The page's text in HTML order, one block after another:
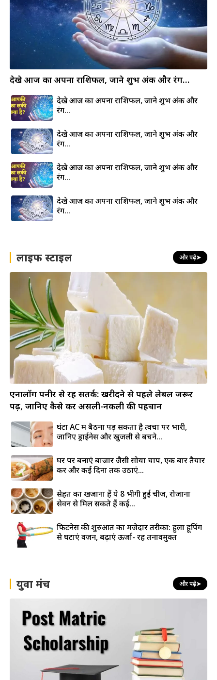
देखे आज का अपना राशिफल, जाने शुभ अंक और रंग…
देखे आज का अपना राशिफल, जाने शुभ अंक और
रंग…
देखे आज का अपना राशिफल, जाने शुभ अंक और
रंग…
देखे आज का अपना राशिफल, जाने शुभ अंक और
रंग…
देखे आज का अपना राशिफल, जाने शुभ अंक और
रंग…
लाइफ स्टाइल और पढ़ें➤
एनालॉग पनीर से रहें सतर्क: खरीदने से पहले लेबल जरूर
पढ़ें, जानिए कैसे करें असली-नकली की पहचान
घंटों AC में बैठना पड़ सकता है त्वचा पर भारी,
जानिए ड्राईनेस और खुजली से बचने...
घर पर बनाएं बाजार जैसी सोया चाप, एक बार तैयार
करें और कई दिनों तक उठाएं...
सेहत का खजाना हैं ये 8 भीगी हुई चीजें, रोजाना
सेवन से मिल सकते हैं कई...
फिटनेस की शुरुआत का मजेदार तरीका: हुला हूपिंग
से घटाएं वजन, बढ़ाएं ऊर्जा- रहें तनावमुक्त
युवा मंच और पढ़ें➤